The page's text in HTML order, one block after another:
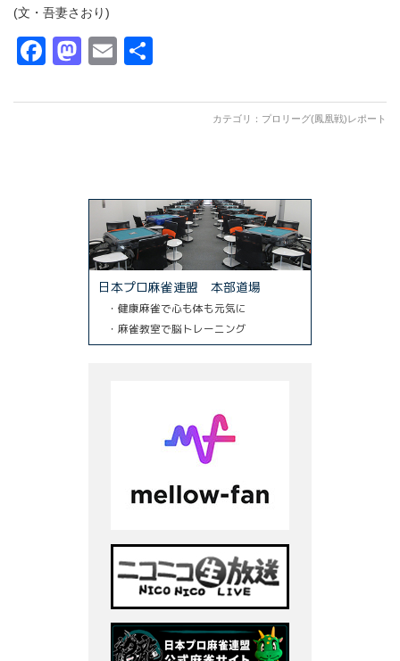
(文・吾妻さおり)
Facebook
Mastodon
Email
カテゴリ： プロリーグ(鳳凰戦)レポート
日本プロ麻雀連盟 本部道場
・健康麻雀で心も体も元気に
・麻雀教室で脳トレーニング